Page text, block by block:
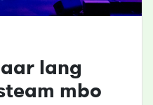
lang
mbo